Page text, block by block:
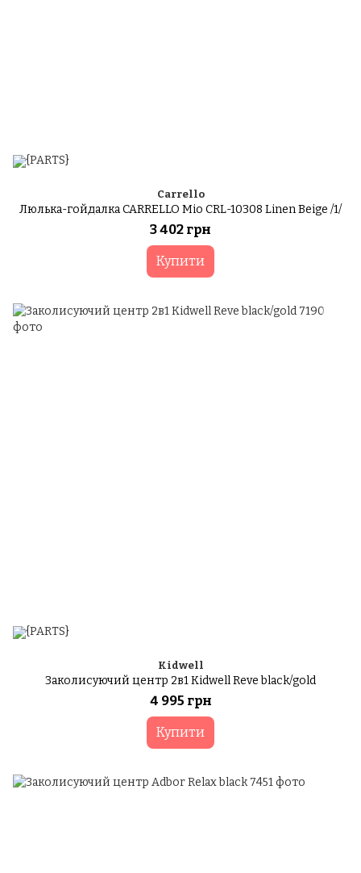
Carrello
Люлька-гойдалка CARRELLO Mio CRL-10308 Linen Beige /1/
3 402 грн
Купити
Kidwell
Заколисуючий центр 2в1 Kidwell Reve black/gold
4 995 грн
Купити